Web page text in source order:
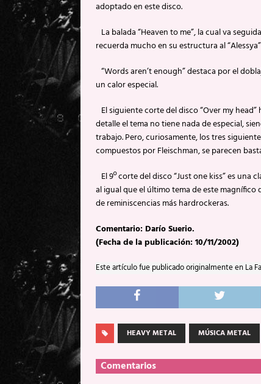
adoptado en este disco.
La balada “Heaven to me”, la cual va
recuerda mucho en su estructura al
“Words aren’t enough” destaca por el
un calor especial.
El siguiente corte del disco “Over my
detalle el tema no tiene nada de especial,
trabajo. Pero, curiosamente, los tres
compuestos por Fleischman, se parecen
El 9º corte del disco “Just one kiss” es
al igual que el último tema de este
de reminiscencias más hardrockeras.
Comentario: Darío Suerio.
(Fecha de la publicación: 10/11/2002)
Este artículo fue publicado originalmente en La
HEAVY METAL MÚSICA METAL
Comentarios